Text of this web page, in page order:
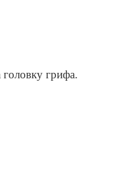
грифа.